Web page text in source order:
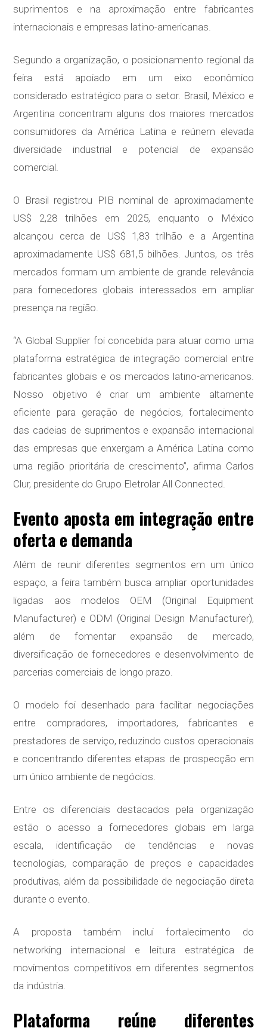
suprimentos e na aproximação entre fabricantes
internacionais e empresas latino-americanas.
Segundo a organização, o posicionamento regional da
feira está apoiado em um eixo econômico
considerado estratégico para o setor. Brasil, México e
Argentina concentram alguns dos maiores mercados
consumidores da América Latina e reúnem elevada
diversidade industrial e potencial de expansão
comercial.
O Brasil registrou PIB nominal de aproximadamente
US$ 2,28 trilhões em 2025, enquanto o México
alcançou cerca de US$ 1,83 trilhão e a Argentina
aproximadamente US$ 681,5 bilhões. Juntos, os três
mercados formam um ambiente de grande relevância
para fornecedores globais interessados em ampliar
presença na região.
“A Global Supplier foi concebida para atuar como uma
plataforma estratégica de integração comercial entre
fabricantes globais e os mercados latino-americanos.
Nosso objetivo é criar um ambiente altamente
eficiente para geração de negócios, fortalecimento
das cadeias de suprimentos e expansão internacional
das empresas que enxergam a América Latina como
uma região prioritária de crescimento”, afirma Carlos
Clur, presidente do Grupo Eletrolar All Connected.
Evento aposta em integração entre
oferta e demanda
Além de reunir diferentes segmentos em um único
espaço, a feira também busca ampliar oportunidades
ligadas aos modelos OEM (Original Equipment
Manufacturer) e ODM (Original Design Manufacturer),
além de fomentar expansão de mercado,
diversificação de fornecedores e desenvolvimento de
parcerias comerciais de longo prazo.
O modelo foi desenhado para facilitar negociações
entre compradores, importadores, fabricantes e
prestadores de serviço, reduzindo custos operacionais
e concentrando diferentes etapas de prospecção em
um único ambiente de negócios.
Entre os diferenciais destacados pela organização
estão o acesso a fornecedores globais em larga
escala, identificação de tendências e novas
tecnologias, comparação de preços e capacidades
produtivas, além da possibilidade de negociação direta
durante o evento.
A proposta também inclui fortalecimento do
networking internacional e leitura estratégica de
movimentos competitivos em diferentes segmentos
da indústria.
Plataforma reúne diferentes